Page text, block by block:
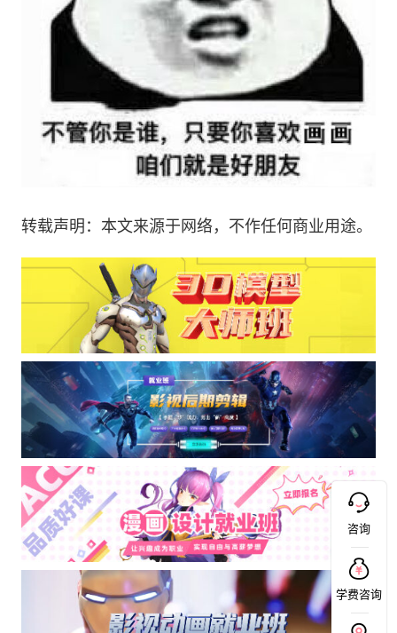
转载声明：本文来源于网络，不作任何商业用途。
咨询
学费咨询